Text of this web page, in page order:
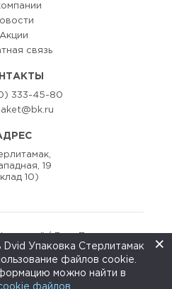
Акции
связь
333-45-80
19
10)
/ Двид Пак
Dvid Упаковка Стерлитамак
файлов cookie.
можно найти в
файлов
×